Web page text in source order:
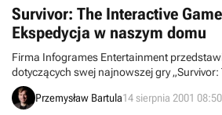
Survivor: The Interactive
Ekspedycja w naszym domu
Firma Infogrames Entertainment
dotyczących swej najnowszej gry „Survivor:
pomysłem bazującej na znanych
nadawanej w telewizji TVN „Ekspedycji”.
Przemysław Bartula14 sierpnia 2001 08:50